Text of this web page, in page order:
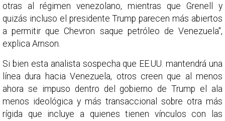
otras al régimen venezolano, mientras que Grenell y
quizás incluso el presidente Trump parecen más abiertos
a permitir que Chevron saque petróleo de Venezuela",
explica Arnson.
Si bien esta analista sospecha que EE.UU. mantendrá una
línea dura hacia Venezuela, otros creen que al menos
ahora se impuso dentro del gobierno de Trump el ala
menos ideológica y más transaccional sobre otra más
rígida que incluye a quienes tienen vínculos con las